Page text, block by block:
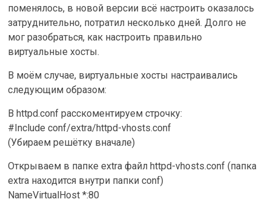
поменялось, в новой версии всё настроить оказалось
затруднительно, потратил несколько дней. Долго не
мог разобраться, как настроить правильно
виртуальные хосты.
В моём случае, виртуальные хосты настраивались
следующим образом:
В httpd.conf расскоментируем строчку:
#Include conf/extra/httpd-vhosts.conf
(Убираем решётку вначале)
Открываем в папке extra файл httpd-vhosts.conf (папка
extra находится внутри папки conf)
NameVirtualHost *:80